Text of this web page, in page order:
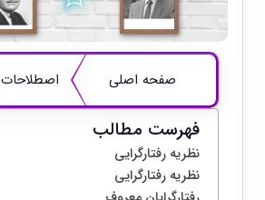
صفحه اصلی اصطلاحات
فهرست مطالب
نظریه رفتارگرایی
نظریه رفتارگرایی